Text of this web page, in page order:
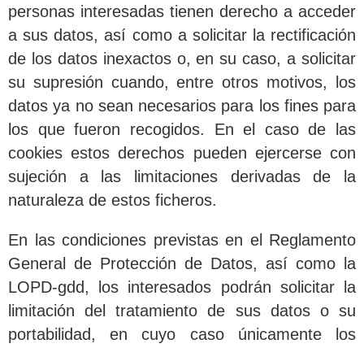
personas interesadas tienen derecho a acceder
a sus datos, así como a solicitar la rectificación
de los datos inexactos o, en su caso, a solicitar
su supresión cuando, entre otros motivos, los
datos ya no sean necesarios para los fines para
los que fueron recogidos. En el caso de las
cookies estos derechos pueden ejercerse con
sujeción a las limitaciones derivadas de la
naturaleza de estos ficheros.
En las condiciones previstas en el Reglamento
General de Protección de Datos, así como la
LOPD-gdd, los interesados podrán solicitar la
limitación del tratamiento de sus datos o su
portabilidad, en cuyo caso únicamente los